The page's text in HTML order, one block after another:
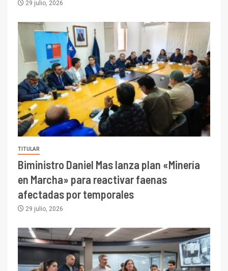
29 julio, 2026
TITULAR
Biministro Daniel Mas lanza plan «Minería
en Marcha» para reactivar faenas
afectadas por temporales
29 julio, 2026